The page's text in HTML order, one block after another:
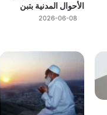
الأحوال المدنية بتبن
2026-06-08